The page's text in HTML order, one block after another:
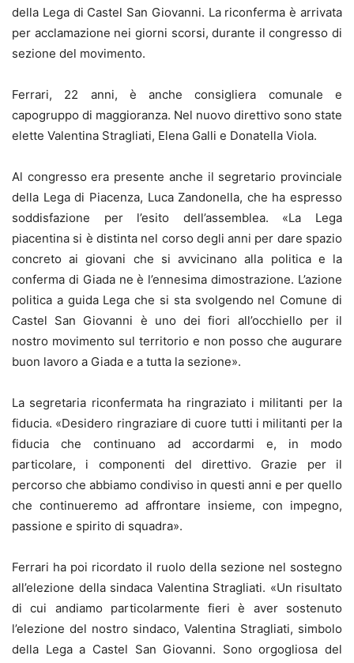
della Lega di Castel San Giovanni. La riconferma è arrivata
per acclamazione nei giorni scorsi, durante il congresso di
sezione del movimento.
Ferrari, 22 anni, è anche consigliera comunale e
capogruppo di maggioranza. Nel nuovo direttivo sono state
elette Valentina Stragliati, Elena Galli e Donatella Viola.
Al congresso era presente anche il segretario provinciale
della Lega di Piacenza, Luca Zandonella, che ha espresso
soddisfazione per l’esito dell’assemblea. «La Lega
piacentina si è distinta nel corso degli anni per dare spazio
concreto ai giovani che si avvicinano alla politica e la
conferma di Giada ne è l’ennesima dimostrazione. L’azione
politica a guida Lega che si sta svolgendo nel Comune di
Castel San Giovanni è uno dei fiori all’occhiello per il
nostro movimento sul territorio e non posso che augurare
buon lavoro a Giada e a tutta la sezione».
La segretaria riconfermata ha ringraziato i militanti per la
fiducia. «Desidero ringraziare di cuore tutti i militanti per la
fiducia che continuano ad accordarmi e, in modo
particolare, i componenti del direttivo. Grazie per il
percorso che abbiamo condiviso in questi anni e per quello
che continueremo ad affrontare insieme, con impegno,
passione e spirito di squadra».
Ferrari ha poi ricordato il ruolo della sezione nel sostegno
all’elezione della sindaca Valentina Stragliati. «Un risultato
di cui andiamo particolarmente fieri è aver sostenuto
l’elezione del nostro sindaco, Valentina Stragliati, simbolo
della Lega a Castel San Giovanni. Sono orgogliosa del